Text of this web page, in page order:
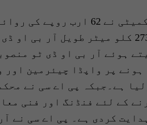
سندھ اسمبلی کی پبلک اکاؤنٹس کمیٹی
ہوئے آر بی او ڈی ٹو
پر واپڈا چیئرمین اور
ہے۔جبکہ پی اے سی نے
کے لئے فنڈنگ اور فنی
کردی ہے۔ پی اے سی نے